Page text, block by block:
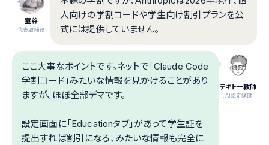
室谷
代表取締役
人向けの学割コードや学生向け割引プランを公
式には提供していません。
テキトー教師
.AI認定講師
ここ大事なポイントです。ネットで「Claude Code
学割コード」みたいな情報を見かけることがあり
ますが、ほぼ全部デマです。
設定画面に「Educationタブ」があって学生証を
提出すれば割引になる、みたいな情報も完全に